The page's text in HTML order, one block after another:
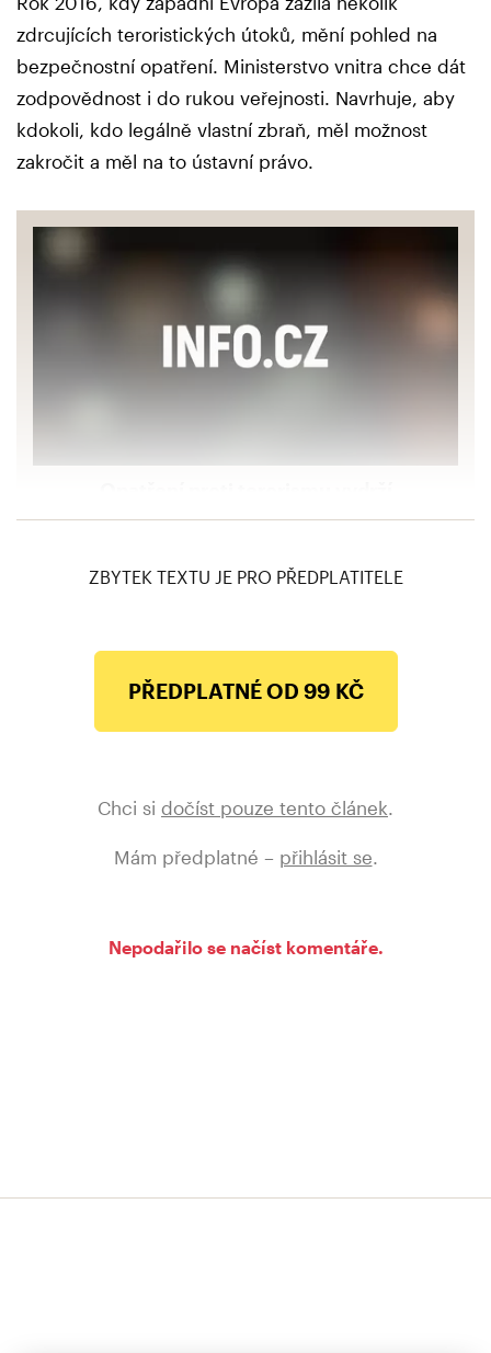
zdrcujících teroristických útoků, mění pohled na
bezpečnostní opatření. Ministerstvo vnitra chce dát
zodpovědnost i do rukou veřejnosti. Navrhuje, aby
kdokoli, kdo legálně vlastní zbraň, měl možnost
zakročit a měl na to ústavní právo.
přinejmenším do pátku. Policie se zaměří
ZBYTEK TEXTU JE PRO PŘEDPLATITELE
PŘEDPLATNÉ OD 99 KČ
Chci si dočíst pouze tento článek
Mám předplatné – přihlásit se
Nepodařilo se načíst komentáře.